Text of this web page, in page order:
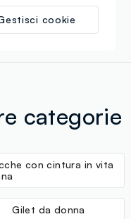
categorie
con cintura in vita
Gilet da donna
cookie